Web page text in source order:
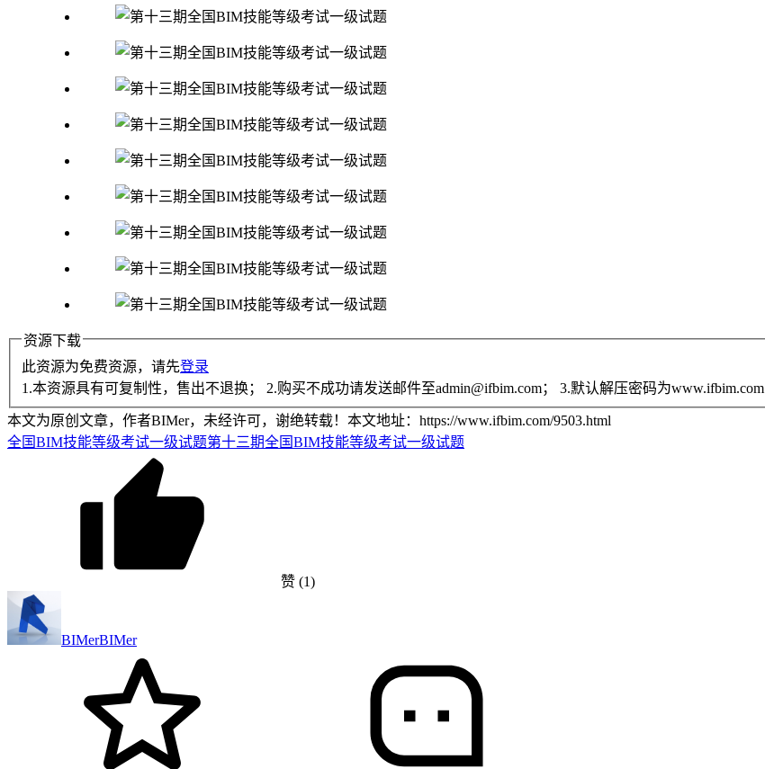
资源下载
此资源为免费资源，请先登录
1.本资源具有可复制性，售出不退换； 2.购买不成功请发送邮件至admin@ifbim.com； 3.默认解压密码为www.ifbim.com
本文为原创文章，作者BIMer，未经许可，谢绝转载！本文地址：https://www.ifbim.com/9503.html
全国BIM技能等级考试一级试题第十三期全国BIM技能等级考试一级试题
赞 (1)
BIMerBIMer